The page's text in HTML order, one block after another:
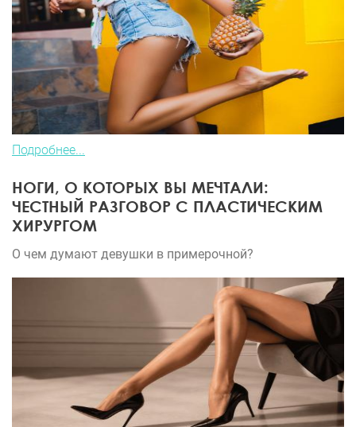
Подробнее...
НОГИ, О КОТОРЫХ ВЫ МЕЧТАЛИ:
ЧЕСТНЫЙ РАЗГОВОР С ПЛАСТИЧЕСКИМ
ХИРУРГОМ
О чем думают девушки в примерочной?